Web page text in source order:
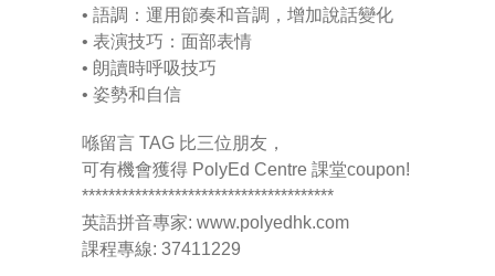
---- How To Edit Post
---- How To Add Videos
---- How To Delete Post
---- How To Change Password
---- What Is, And How To Add A Featured Image
• 語調：運用節奏和音調，增加說話變化
• 表演技巧：面部表情
• 朗讀時呼吸技巧
• 姿勢和自信
喺留言 TAG 比三位朋友，
可有機會獲得 PolyEd Centre 課堂coupon!
**************************************
英語拼音專家: www.polyedhk.com
課程專線: 37411229